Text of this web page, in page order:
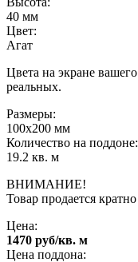
40 мм
Цвет:
Агат
Цвета на экране
реальных.
Размеры:
100х200 мм
Количество на поддоне:
19.2 кв. м
ВНИМАНИЕ!
Товар продается
Цена:
1470 руб/кв. м
Цена поддона: